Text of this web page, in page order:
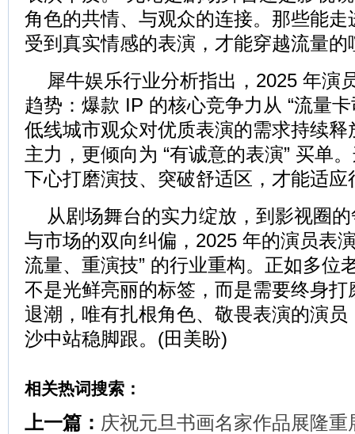
角色的共情、与观众的连接。那些能
受到真实情感的表演，才能穿越流量的
犀牛娱乐行业分析指出，2025 年演
趋势：爆款 IP 的核心竞争力从 “流量卡
低线城市观众对优质表演的需求持续
主力，更倾向为 “有诚意的表演” 买单
下心打磨演技、突破舒适区，才能适应
从剧场舞台的实力绽放，到影视圈
与市场的双向纠偏，2025 年的演员表
流量、重演技” 的行业重构。正如多位
不是光鲜亮丽的标签，而是需要终身
退潮，唯有扎根角色、敬畏表演的演
沙中站稳脚跟。(田美盼)
相关热词搜索：
上一篇： 庆祝元旦书画名家作品展隆重